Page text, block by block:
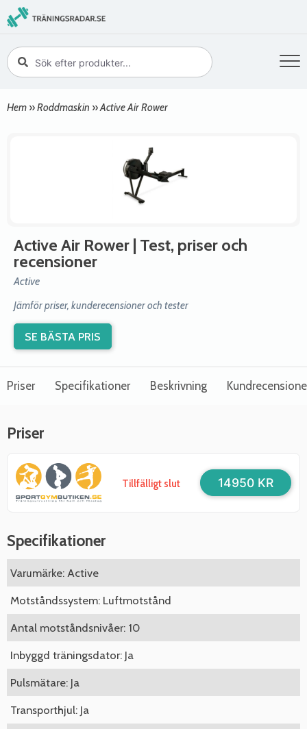
Hem »Roddmaskin »Active Air Rower
Active Air Rower | Test, priser och
recensioner
Active
Jämför priser, kunderecensioner och tester
SE BÄSTA PRIS
Priser Specifikationer Beskrivning
Priser
Tillfälligt slut 14950 KR
Specifikationer
Varumärke: Active
Motståndssystem: Luftmotstånd
Antal motståndsnivåer: 10
Inbyggd träningsdator: Ja
Pulsmätare: Ja
Transporthjul: Ja